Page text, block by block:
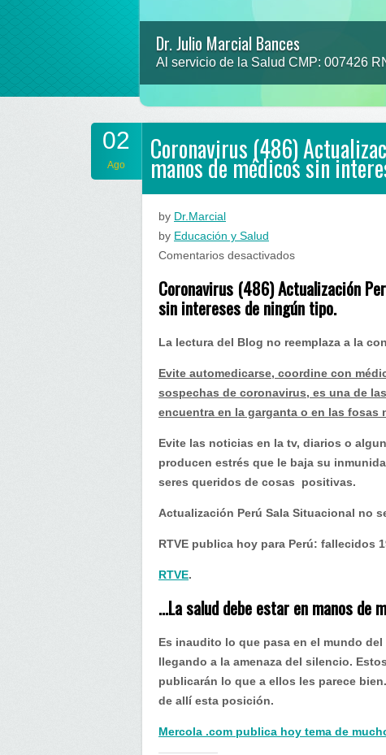
Dr. Julio Marcial Bances
Al servicio de la Salud CMP: 007426
02
Ago Coronavirus (486)
manos de médicos sin
by Dr.Marcial
by Educación y Salud
Comentarios desactivadosen
(486)
Actualización
Salud
debe
estar
manos
de
médicos
sin
de
Coronavirus (486) Actualización
sin intereses de ningún tipo.
La lectura del Blog no reemplaza a la
Evite automedicarse, coordine con
sospechas de coronavirus, es una de
encuentra en la garganta o en las fosas
Evite las noticias en la tv, diarios o
producen estrés que le baja su
seres queridos de cosas positivas.
Actualización Perú Sala Situacional no
RTVE publica hoy para Perú: fallecidos
RTVE.
…La salud debe estar en manos de
Es inaudito lo que pasa en el mundo
llegando a la amenaza del silencio.
publicarán lo que a ellos les parece
de allí esta posición.
Mercola .com publica hoy tema de